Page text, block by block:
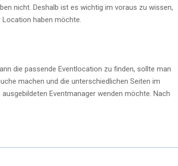
nicht. Deshalb ist es wichtig im voraus zu wissen,
haben möchte.
die passende Eventlocation zu finden, sollte man
machen und die unterschiedlichen Seiten im
Eventmanager wenden möchte. Nach